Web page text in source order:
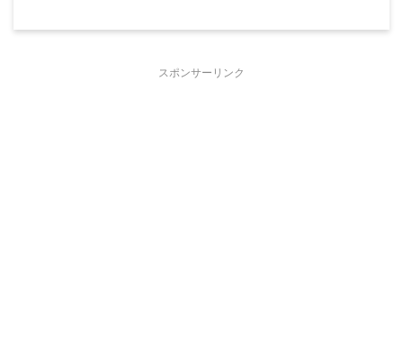
スポンサーリンク